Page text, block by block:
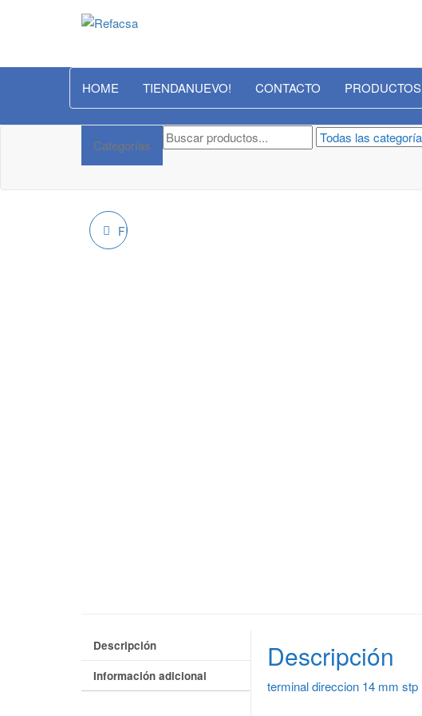
HOME TIENDANUEVO! CONTACTO PRODUCTOS
Categorías
FILTRO ACEITE W920-
Descripción
Información adicional
Descripción
terminal direccion 14 mm stp